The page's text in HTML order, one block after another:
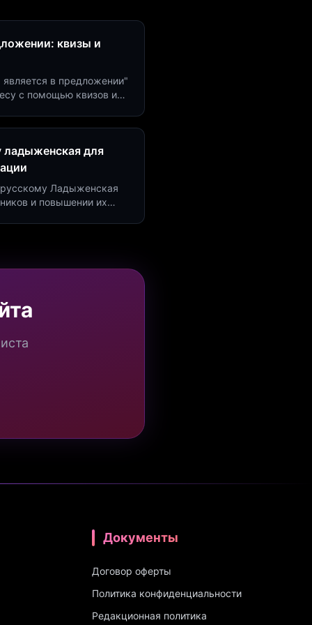
квизы и
в предложении"
с помощью квизов и
ладыженская для
русскому Ладыженская
и повышении их
Документы
Договор оферты
Политика конфиденциальности
Редакционная политика